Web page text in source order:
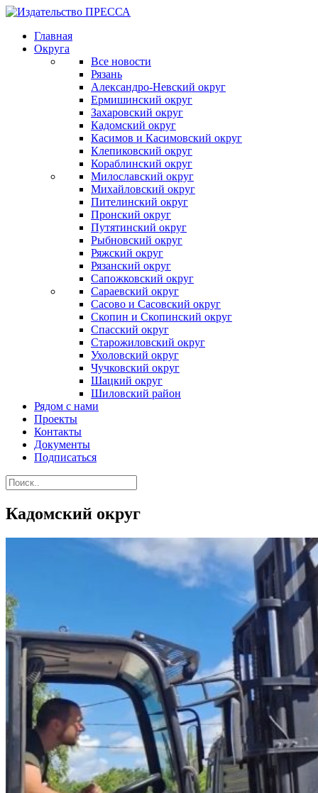
Главная
Округа
Все новости
Рязань
Александро-Невский округ
Ермишинский округ
Захаровский округ
Кадомский округ
Касимов и Касимовский округ
Клепиковский округ
Кораблинский округ
Милославский округ
Михайловский округ
Пителинский округ
Пронский округ
Путятинский округ
Рыбновский округ
Ряжский округ
Рязанский округ
Сапожковский округ
Сараевский округ
Сасово и Сасовский округ
Скопин и Скопинский округ
Спасский округ
Старожиловский округ
Ухоловский округ
Чучковский округ
Шацкий округ
Шиловский район
Рядом с нами
Проекты
Контакты
Документы
Подписаться
Кадомский округ